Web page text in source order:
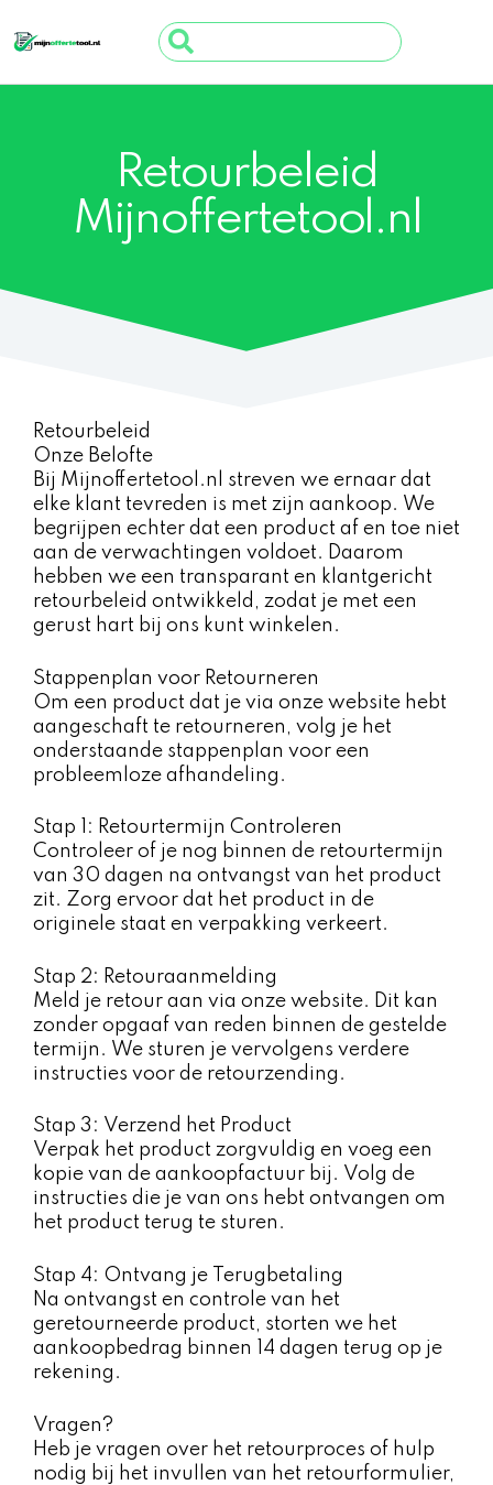
naar
de
inhoud
Search
...
Retourbeleid
Mijnoffertetool.nl
Retourbeleid
Onze Belofte
Bij Mijnoffertetool.nl streven we ernaar dat
elke klant tevreden is met zijn aankoop. We
begrijpen echter dat een product af en toe niet
aan de verwachtingen voldoet. Daarom
hebben we een transparant en klantgericht
retourbeleid ontwikkeld, zodat je met een
gerust hart bij ons kunt winkelen.
Stappenplan voor Retourneren
Om een product dat je via onze website hebt
aangeschaft te retourneren, volg je het
onderstaande stappenplan voor een
probleemloze afhandeling.
Stap 1: Retourtermijn Controleren
Controleer of je nog binnen de retourtermijn
van 30 dagen na ontvangst van het product
zit. Zorg ervoor dat het product in de
originele staat en verpakking verkeert.
Stap 2: Retouraanmelding
Meld je retour aan via onze website. Dit kan
zonder opgaaf van reden binnen de gestelde
termijn. We sturen je vervolgens verdere
instructies voor de retourzending.
Stap 3: Verzend het Product
Verpak het product zorgvuldig en voeg een
kopie van de aankoopfactuur bij. Volg de
instructies die je van ons hebt ontvangen om
het product terug te sturen.
Stap 4: Ontvang je Terugbetaling
Na ontvangst en controle van het
geretourneerde product, storten we het
aankoopbedrag binnen 14 dagen terug op je
rekening.
Vragen?
Heb je vragen over het retourproces of hulp
nodig bij het invullen van het retourformulier,